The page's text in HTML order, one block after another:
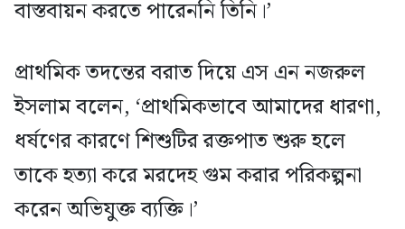
বাস্তবায়ন করতে পারেননি তিনি।’
প্রাথমিক তদন্তের বরাত দিয়ে এস এন নজরুল
ইসলাম বলেন, ‘প্রাথমিকভাবে আমাদের ধারণা,
ধর্ষণের কারণে শিশুটির রক্তপাত শুরু হলে
তাকে হত্যা করে মরদেহ গুম করার পরিকল্পনা
করেন অভিযুক্ত ব্যক্তি।’